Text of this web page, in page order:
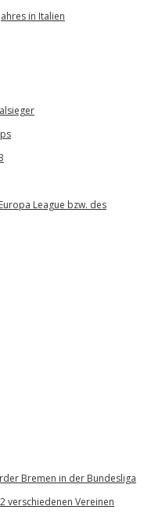
in Italien
League bzw. des
Bremen in der Bundesliga
verschiedenen Vereinen